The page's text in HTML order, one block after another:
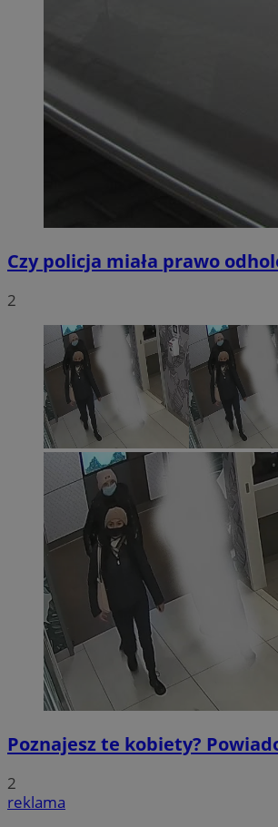
Czy policja miała prawo
2
Poznajesz te kobiety?
2
reklama